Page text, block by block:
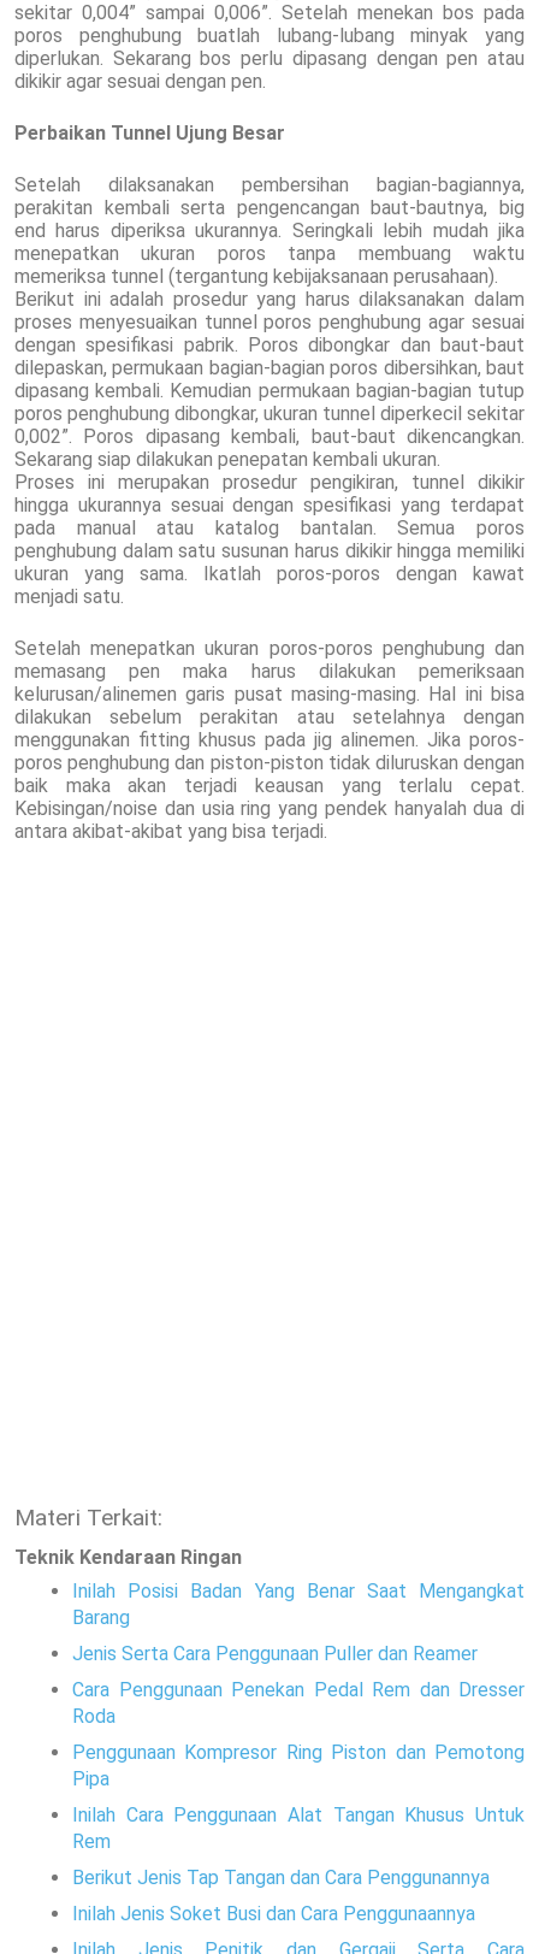
sekitar 0,004” sampai 0,006”. Setelah menekan bos pada
poros penghubung buatlah lubang-lubang minyak yang
diperlukan. Sekarang bos perlu dipasang dengan pen atau
dikikir agar sesuai dengan pen.
Perbaikan Tunnel Ujung Besar
Setelah dilaksanakan pembersihan bagian-bagiannya,
perakitan kembali serta pengencangan baut-bautnya, big
end harus diperiksa ukurannya. Seringkali lebih mudah jika
menepatkan ukuran poros tanpa membuang waktu
memeriksa tunnel (tergantung kebijaksanaan perusahaan).
Berikut ini adalah prosedur yang harus dilaksanakan dalam
proses menyesuaikan tunnel poros penghubung agar sesuai
dengan spesifikasi pabrik. Poros dibongkar dan baut-baut
dilepaskan, permukaan bagian-bagian poros dibersihkan, baut
dipasang kembali. Kemudian permukaan bagian-bagian tutup
poros penghubung dibongkar, ukuran tunnel diperkecil sekitar
0,002”. Poros dipasang kembali, baut-baut dikencangkan.
Sekarang siap dilakukan penepatan kembali ukuran.
Proses ini merupakan prosedur pengikiran, tunnel dikikir
hingga ukurannya sesuai dengan spesifikasi yang terdapat
pada manual atau katalog bantalan. Semua poros
penghubung dalam satu susunan harus dikikir hingga memiliki
ukuran yang sama. Ikatlah poros-poros dengan kawat
menjadi satu.
Setelah menepatkan ukuran poros-poros penghubung dan
memasang pen maka harus dilakukan pemeriksaan
kelurusan/alinemen garis pusat masing-masing. Hal ini bisa
dilakukan sebelum perakitan atau setelahnya dengan
menggunakan fitting khusus pada jig alinemen. Jika poros-
poros penghubung dan piston-piston tidak diluruskan dengan
baik maka akan terjadi keausan yang terlalu cepat.
Kebisingan/noise dan usia ring yang pendek hanyalah dua di
antara akibat-akibat yang bisa terjadi.
Materi Terkait:
Teknik Kendaraan Ringan
Inilah Posisi Badan Yang Benar Saat Mengangkat
Barang
Jenis Serta Cara Penggunaan Puller dan Reamer
Cara Penggunaan Penekan Pedal Rem dan Dresser
Roda
Penggunaan Kompresor Ring Piston dan Pemotong
Pipa
Inilah Cara Penggunaan Alat Tangan Khusus Untuk
Rem
Berikut Jenis Tap Tangan dan Cara Penggunannya
Inilah Jenis Soket Busi dan Cara Penggunaannya
Inilah Jenis Penitik dan Gergaji Serta Cara